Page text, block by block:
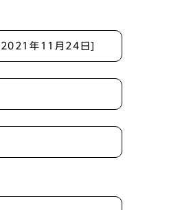
[2021年11月24日]